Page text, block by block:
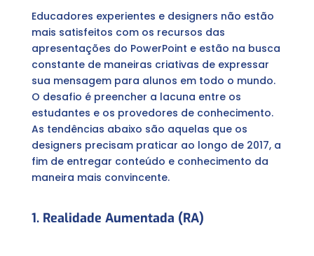
Educadores experientes e designers não estão
mais satisfeitos com os recursos das
apresentações do PowerPoint e estão na busca
constante de maneiras criativas de expressar
sua mensagem para alunos em todo o mundo.
O desafio é preencher a lacuna entre os
estudantes e os provedores de conhecimento.
As tendências abaixo são aquelas que os
designers precisam praticar ao longo de 2017, a
fim de entregar conteúdo e conhecimento da
maneira mais convincente.
1. Realidade Aumentada (RA)